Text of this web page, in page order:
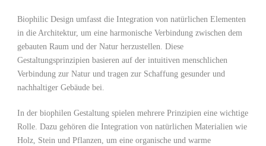
Biophilic Design umfasst die Integration ⁢von natürlichen Elementen
in ‌die Architektur, um eine harmonische Verbindung zwischen dem
gebauten⁢ Raum​ und der Natur herzustellen. Diese
⁣Gestaltungsprinzipien⁢ basieren auf der intuitiven menschlichen ​
Verbindung zur ​Natur und tragen zur Schaffung gesunder und‌
nachhaltiger Gebäude bei.
In der biophilen Gestaltung spielen mehrere Prinzipien eine wichtige
Rolle. Dazu gehören die Integration von natürlichen ⁢Materialien wie
Holz, Stein ‌und ‍Pflanzen, um eine organische⁢ und warme